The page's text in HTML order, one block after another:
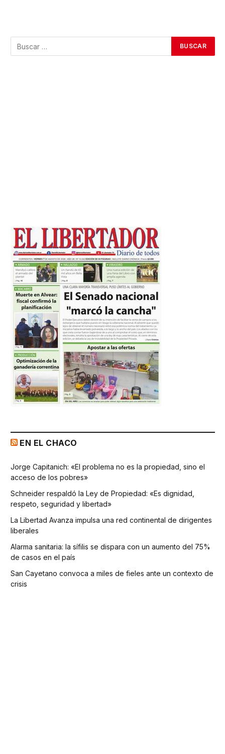
EN EL CHACO
Jorge Capitanich: «El problema no es la propiedad, sino el
acceso de los pobres»
Schneider respaldó la Ley de Propiedad: «Es dignidad,
respeto, seguridad y libertad»
La Libertad Avanza impulsa una red continental de dirigentes
liberales
Alarma sanitaria: la sífilis se dispara con un aumento del 75%
de casos en el país
San Cayetano convoca a miles de fieles ante un contexto de
crisis